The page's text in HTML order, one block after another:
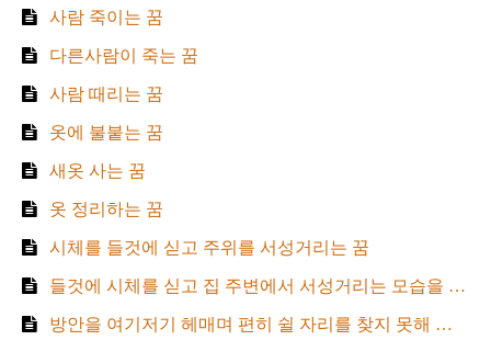
사람 죽이는 꿈
다른사람이 죽는 꿈
사람 때리는 꿈
옷에 불붙는 꿈
새옷 사는 꿈
옷 정리하는 꿈
시체를 들것에 싣고 주위를 서성거리는 꿈
들것에 시체를 싣고 집 주변에서 서성거리는 모습을 본 꿈은
방안을 여기저기 헤매며 편히 쉴 자리를 찾지 못해 서성거리는 꿈